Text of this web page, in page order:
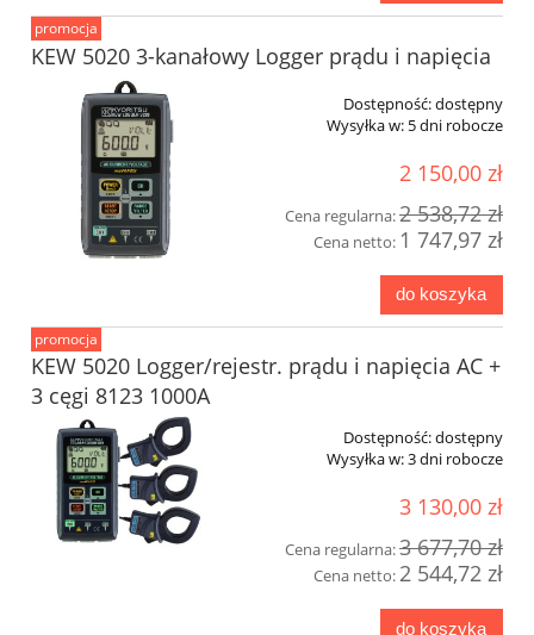
KEW 5020 3-kanałowy Logger prądu i napięcia
Dostępność:dostępny
Wysyłka w: 5 dni robocze
2 150,00 zł
Cena regularna:2 538,72 zł
Cena netto: 1 747,97 zł
do koszyka
promocja
KEW 5020 Logger/rejestr. prądu i napięcia AC +
3 cęgi 8123 1000A
Dostępność:dostępny
Wysyłka w:3 dni robocze
3 130,00 zł
Cena regularna:3 677,70 zł
Cena netto: 2 544,72 zł
do koszyka
promocja